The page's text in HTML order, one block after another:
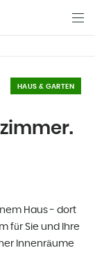
HAUS & GARTEN
Haus - dort
für Sie und Ihre
Innenräume